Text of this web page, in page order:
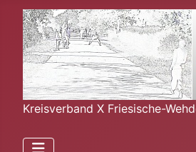
Kreisverband X Friesische-